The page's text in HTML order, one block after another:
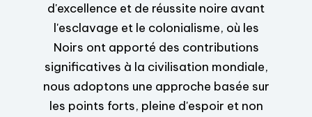
d'excellence et de réussite noire avant
l'esclavage et le colonialisme, où les
Noirs ont apporté des contributions
significatives à la civilisation mondiale,
nous adoptons une approche basée sur
les points forts, pleine d'espoir et non